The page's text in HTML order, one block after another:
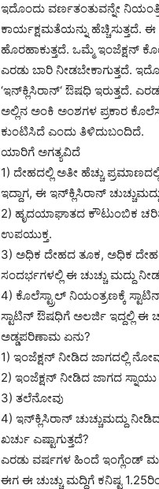
ಇದೊಂದು ವರ್ಣತಂತುವನ್ನೇ
ಕಾರ್ಯಕ್ಷಮತೆಯನ್ನು ಹೆಚ್ಚಿಸುತ್ತದೆ. ಈ
ಹೊರಹಾಕುತ್ತದೆ. ಒಮ್ಮೆ ಇಂಜೆಕ್ಷನ್
ಎರಡು ಬಾರಿ ನೀಡಬೇಕಾಗುತ್ತದೆ.
‘ಇನ್‍ಕ್ಲಿಸಿರಾನ್‘ ಔಷಧಿ ಇರುತ್ತದೆ.
ಅಲ್ಲಿನ ಅಂಕಿ ಅಂಶಗಳ ಪ್ರಕಾರ
ಕುಂಟಿಸಿದೆ ಎಂದು ತಿಳಿದುಬಂದಿದೆ.
ಯಾರಿಗೆ ಅಗತ್ಯವಿದೆ
1) ದೇಹದಲ್ಲಿ ಅತೀ ಹೆಚ್ಚು
ಇದ್ದಾಗ, ಈ ಇನ್‍ಕ್ಲಿಸಿರಾನ್
2) ಹೃದಯಾಘಾತದ ಕೌಟುಂಬಿಕ ಚರಿತ್ರೆ
ಉಪಯುಕ್ತ.
3) ಅಧಿಕ ದೇಹದ ತೂಕ, ಅಧಿಕ
ಸಂದರ್ಭಗಳಲ್ಲಿ ಈ ಚುಚ್ಚು ಮದ್ದು
4) ಕೊಲೆಸ್ಟ್ರಾಲ್ ನಿಯಂತ್ರಣಕ್ಕೆ
ಸ್ಟಾಟಿನ್ ಔಷಧಿಗೆ ಅಲರ್ಜಿ ಇದ್ದಲ್ಲಿ ಈ
ಅಡ್ಡಪರಿಣಾಮ ಏನು?
1) ಇಂಜೆಕ್ಷನ್ ನೀಡಿದ ಜಾಗದಲ್ಲಿ
2) ಇಂಜೆಕ್ಷನ್ ನೀಡಿದ ಜಾಗದ
3) ತಲೆನೋವು
4) ಇನ್‍ಕ್ಲಿಸಿರಾನ್ ಚುಚ್ಚುಮದ್ದು
ಖರ್ಚು ಎಷ್ಟಾಗುತ್ತದೆ?
ಎರಡು ವರ್ಷಗಳ ಹಿಂದೆ ಇಂಗ್ಲೆಂಡ್
ಈಗ ಈ ಚುಚ್ಚು ಮದ್ದಿಗೆ ಕನಿಷ್ಟ